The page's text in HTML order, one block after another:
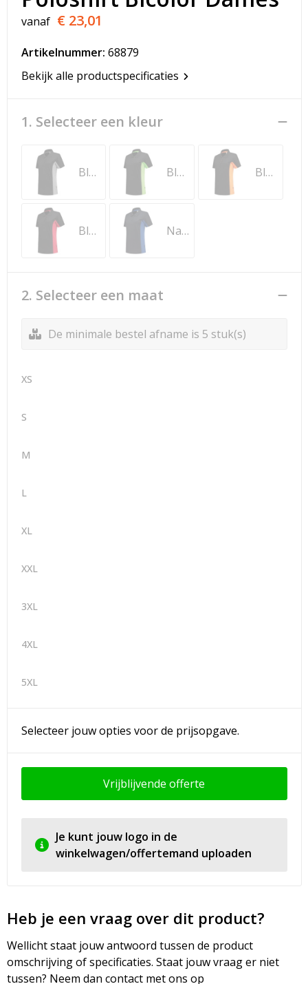
T-Shirts
Vesten
vanaf € 23,01
Artikelnummer: 68879
Bekijk alle productspecificaties
1. Selecteer een kleur
Black-Grey Black-Lime Black-Orange
Black-Red Navy-Royal Blue
2. Selecteer een maat
De minimale bestel afname is 5 stuk(s)
XS
S
M
L
XL
XXL
3XL
4XL
5XL
Selecteer jouw opties voor de prijsopgave.
Vrijblijvende offerte
Je kunt jouw logo in de
winkelwagen/offertemand uploaden
Heb je een vraag over dit product?
Wellicht staat jouw antwoord tussen de product
omschrijving of specificaties. Staat jouw vraag er niet
tussen? Neem dan contact met ons op